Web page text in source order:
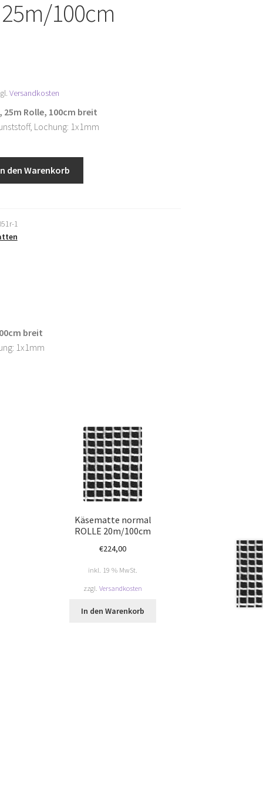
25m/100cm
Versandkosten
Rolle, 100cm breit
Lochung: 1x1mm
den Warenkorb
1
breit
1x1mm
Käsematte normal
ROLLE 20m/100cm
€224,00
inkl. 19 % MwSt.
zzgl.Versandkosten
In den Warenkorb